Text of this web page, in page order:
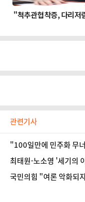
관련기사
"100일만에 민주화 무
최태원-노소영 '세기의
국민의힘 "여론 악화되